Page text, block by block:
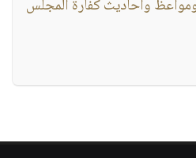
وأحاديث كفارة المجلس